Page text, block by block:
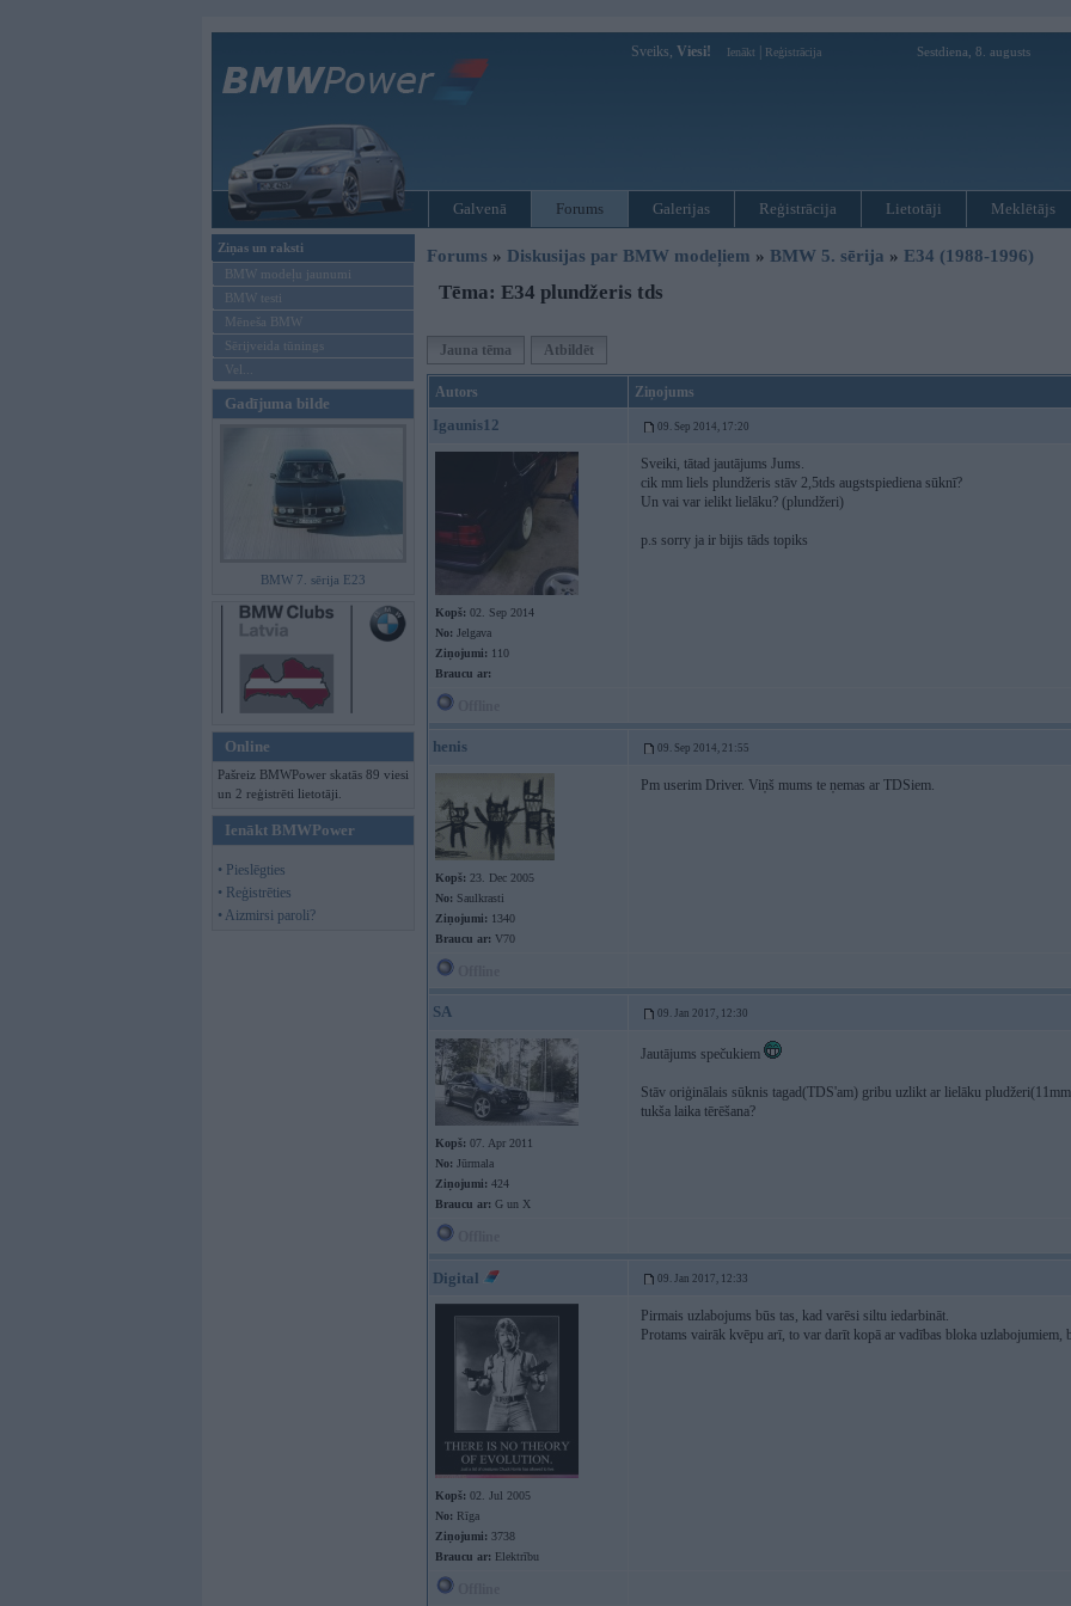
Sveiks, Viesi! Ienākt Reģistrācija Sestdiena, 8. augusts
Galvenā Forums Galerijas Reģistrācija Lietotāji Meklētājs
Ziņas un raksti
BMW modeļu jaunumi
BMW testi
Mēneša BMW
Sērijveida tūnings
Vel...
Gadījuma bilde
BMW 7. sērija E23
Online
Pašreiz BMWPower skatās 89 viesi
un 2 reģistrēti lietotāji.
Ienākt BMWPower
• Pieslēgties
• Reģistrēties
• Aizmirsi paroli?
Forums » Diskusijas par BMW modeļiem » BMW 5. sērija » E34 (1988-1996)
Tēma: E34 plundžeris tds
Jauna tēma Atbildēt
Autors Ziņojums
Igaunis12 09. Sep 2014, 17:20
Kopš: 02. Sep 2014
No: Jelgava
Ziņojumi: 110
Braucu ar:
Sveiki, tātad jautājums Jums.
cik mm liels plundžeris stāv 2,5tds augstspiediena sūknī?
Un vai var ielikt lielāku? (plundžeri)
p.s sorry ja ir bijis tāds topiks
henis 09. Sep 2014, 21:55
Kopš: 23. Dec 2005
No: Saulkrasti
Ziņojumi: 1340
Braucu ar: V70
Pm userim Driver. Viņš mums te ņemas ar TDSiem.
SA 09. Jan 2017, 12:30
Kopš: 07. Apr 2011
No: Jūrmala
Ziņojumi: 424
Braucu ar: G un X
Jautājums spečukiem
Stāv oriģinālais sūknis tagad(TDS'am) gribu uzlikt ar lielāku
tukša laika tērēšana?
Digital 09. Jan 2017, 12:33
Kopš: 02. Jul 2005
No: Rīga
Ziņojumi: 3738
Braucu ar: Elektrību
Pirmais uzlabojums būs tas, kad varēsi siltu iedarbināt.
Protams vairāk kvēpu arī, to var darīt kopā ar vadības bloka uzlabojumiem,